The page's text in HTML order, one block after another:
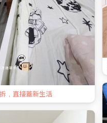
，直接蓋新生活